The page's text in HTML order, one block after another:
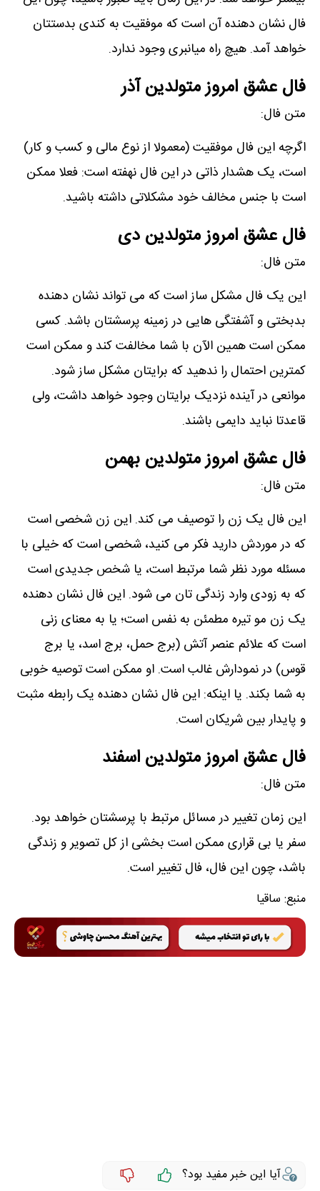
فال نشان دھنده آن است که موفقیت به کندی بدستتان
خواھد آمد. ھیچ راه میانبری وجود ندارد.
فال عشق امروز متولدین آذر
متن فال:
اگرچه این فال موفقیت (معمولا از نوع مالی و کسب و کار)
است، یک ھشدار ذاتی در این فال نھفته است: فعلا ممکن
است با جنس مخالف خود مشکلاتی داشته باشید.
فال عشق امروز متولدین دی
متن فال:
این یک فال مشکل ساز است که می تواند نشان دھنده
بدبختی و آشفتگی ھایی در زمینه پرسشتان باشد. کسی
ممکن است ھمین الآن با شما مخالفت کند و ممکن است
کمترین احتمال را ندھید که برایتان مشکل ساز شود.
موانعی در آینده نزدیک برایتان وجود خواھد داشت، ولی
قاعدتا نباید دایمی باشند.
فال عشق امروز متولدین بهمن
متن فال:
این فال یک زن را توصیف می کند. این زن شخصی است
که در موردش دارید فکر می کنید، شخصی است که خیلی با
مسئله مورد نظر شما مرتبط است، یا شخص جدیدی است
که به زودی وارد زندگی تان می شود. این فال نشان دھنده
یک زن مو تیره مطمئن به نفس است؛ یا به معنای زنی
است که علائم عنصر آتش (برج حمل، برج اسد، یا برج
قوس) در نمودارش غالب است. او ممکن است توصیه خوبی
به شما بکند. یا اینکه: این فال نشان دھنده یک رابطه مثبت
و پایدار بین شریکان است.
فال عشق امروز متولدین اسفند
متن فال:
این زمان تغییر در مسائل مرتبط با پرسشتان خواھد بود.
سفر یا بی قراری ممکن است بخشی از کل تصویر و زندگی
باشد، چون این فال، فال تغییر است.
منبع: ساقیا
آیا این خبر مفید بود؟